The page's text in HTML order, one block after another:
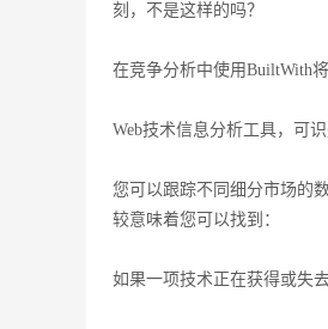
刻，不是这样的吗？
在竞争分析中使用BuiltWith
Web技术信息分析工具，可
您可以跟踪不同细分市场的
较意味着您可以找到：
如果一项技术正在获得或失